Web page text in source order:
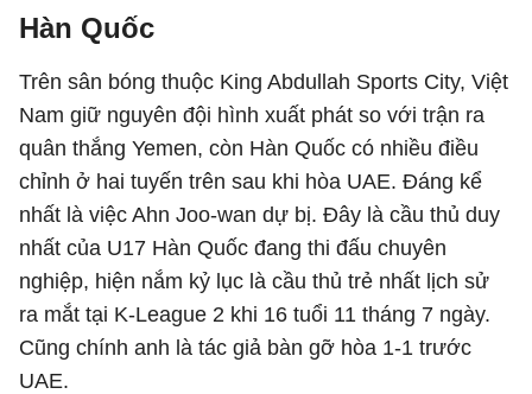
Hàn Quốc
Trên sân bóng thuộc King Abdullah Sports City, Việt
Nam giữ nguyên đội hình xuất phát so với trận ra
quân thắng Yemen, còn Hàn Quốc có nhiều điều
chỉnh ở hai tuyến trên sau khi hòa UAE. Đáng kể
nhất là việc Ahn Joo-wan dự bị. Đây là cầu thủ duy
nhất của U17 Hàn Quốc đang thi đấu chuyên
nghiệp, hiện nắm kỷ lục là cầu thủ trẻ nhất lịch sử
ra mắt tại K-League 2 khi 16 tuổi 11 tháng 7 ngày.
Cũng chính anh là tác giả bàn gỡ hòa 1-1 trước
UAE.